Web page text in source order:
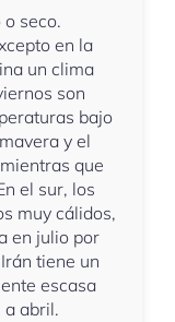
seco.
en la
un clima
son
bajo
y el
que
el sur, los
muy cálidos,
en julio por
tiene un
escasa
a abril.